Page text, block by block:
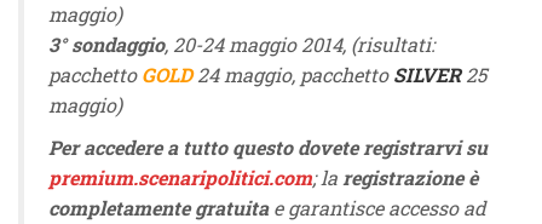
maggio)
3° sondaggio, 20-24 maggio 2014, (risultati:
pacchettoGOLD24 maggio, pacchettoSILVER25
maggio)
Per accedere a tutto questo dovete registrarvi su
premium.scenaripolitici.com; la registrazione è
completamente gratuitae garantisce accesso ad